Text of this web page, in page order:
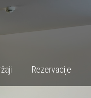
Rezervacije